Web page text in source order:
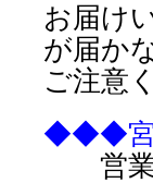
お届け
が届か
ご注意
◆◆◆宮
営業